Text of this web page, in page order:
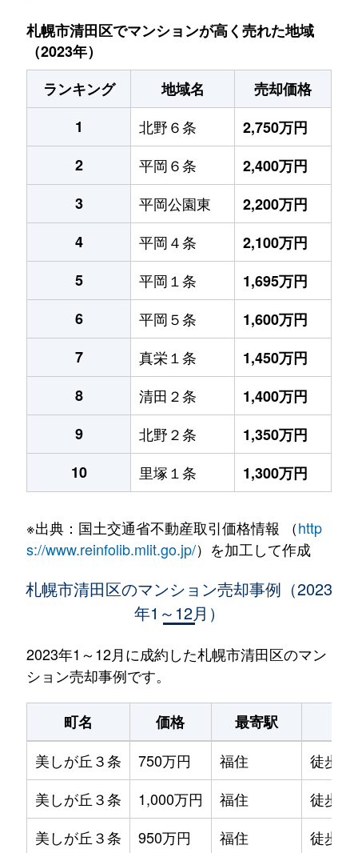
札幌市清田区でマンションが高く売れた地域
（2023年）
ランキング
地域名
売却価格
1
北野６条
2,750万円
2
平岡６条
2,400万円
3
平岡公園東
2,200万円
4
平岡４条
2,100万円
5
平岡１条
1,695万円
6
平岡５条
1,600万円
7
真栄１条
1,450万円
8
清田２条
1,400万円
9
北野２条
1,350万円
10
里塚１条 1,300万円
※出典：国土交通省不動産取引価格情報 （http
s://www.reinfolib.mlit.go.jp/）を加工して作成
札幌市清田区のマンション売却事例（2023
年1～12月）
2023年1～12月に成約した札幌市清田区のマン
ション売却事例です。
町名 価格 最寄駅
美しが丘３条
750万円 福住
徒歩1
美しが丘３条
1,000万円 福住
徒歩1
美しが丘３条
950万円 福住
徒歩1